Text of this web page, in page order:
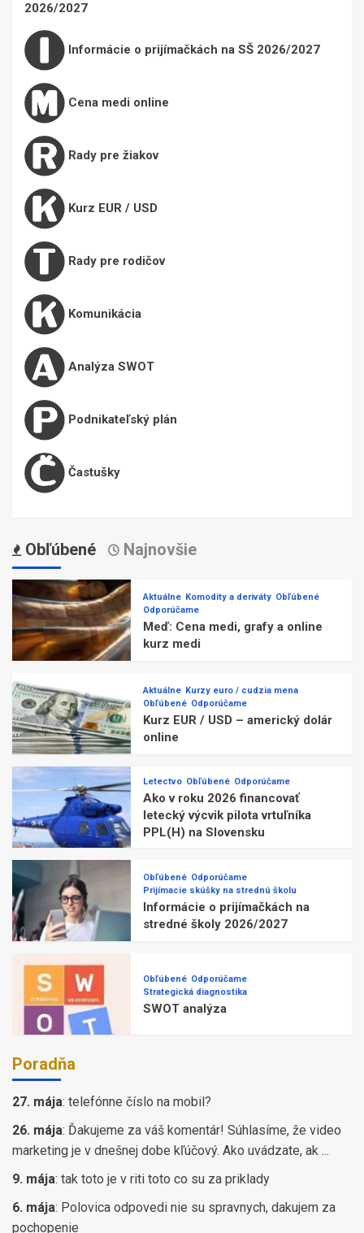
2026/2027
Informácie o prijímačkách na SŠ 2026/2027
Cena medi online
Rady pre žiakov
Kurz EUR / USD
Rady pre rodičov
Komunikácia
Analýza SWOT
Podnikateľský plán
Častušky
Obľúbené Najnovšie
Aktuálne Komodity a deriváty Obľúbené
Odporúčame
Meď: Cena medi, grafy a online
kurz medi
Aktuálne Kurzy euro / cudzia mena
Obľúbené Odporúčame
Kurz EUR / USD – americký dolár
online
Letectvo Obľúbené Odporúčame
Ako v roku 2026 financovať
letecký výcvik pilota vrtuľníka
PPL(H) na Slovensku
Obľúbené Odporúčame
Prijímacie skúšky na strednú školu
Informácie o prijímačkách na
stredné školy 2026/2027
Obľúbené Odporúčame
Strategická diagnostika
SWOT analýza
Poradňa
27. mája: telefónne číslo na mobil?
26. mája: Ďakujeme za váš komentár! Súhlasíme, že video
marketing je v dnešnej dobe kľúčový. Ako uvádzate, ak ...
9. mája: tak toto je v riti toto co su za priklady
6. mája: Polovica odpovedi nie su spravnych, dakujem za
pochopenie